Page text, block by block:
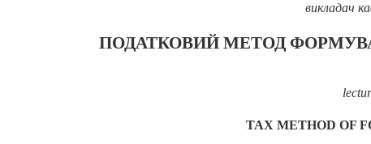
викладач
ПОДАТКОВИЙ МЕТОД
TAX METHOD OF